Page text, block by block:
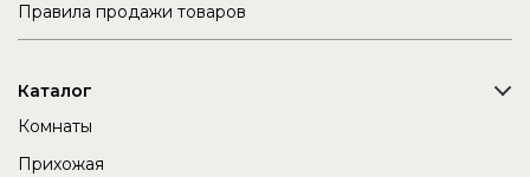
Правила продажи товаров
Каталог
Комнаты
Прихожая